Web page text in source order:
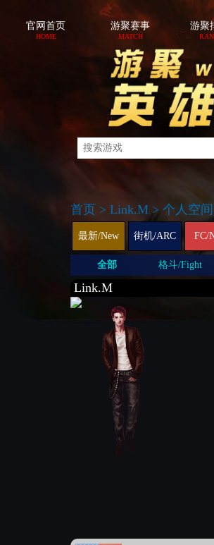
官网首页
HOME
游聚赛事
MATCH
游聚
首页 > Link.M > 个人空间
最新/New 街机/ARC FC/
全部 格斗/Fight
Link.M